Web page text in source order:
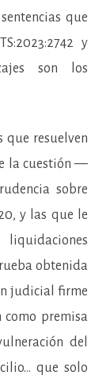
que
y
son los
que resuelven
la cuestión —
sobre
y las que le
obtenida
judicial firme
premisa
del
que solo